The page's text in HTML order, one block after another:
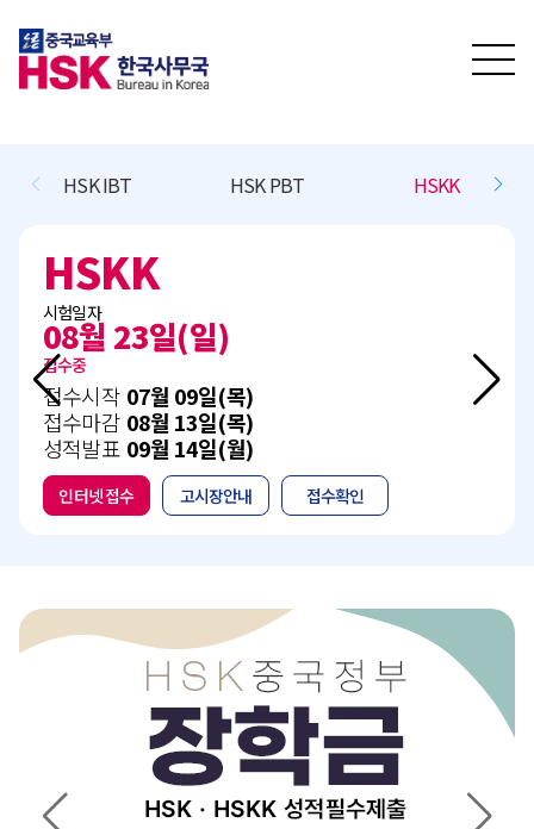
HSKK BCT L/R/(W) BCT Speaking
BCT L/R/(W)
11월 15일(일)
접수시작10월 13일(화)
접수마감11월 05일(목)
성적발표12월 15일(화)
인터넷 접수 고시장안내